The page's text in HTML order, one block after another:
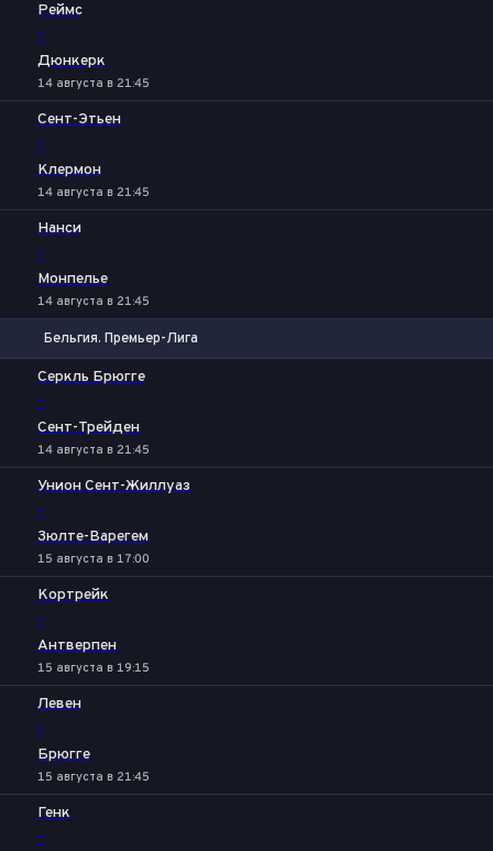
Реймс
-
Дюнкерк
14 августа в 21:45
Сент-Этьен
-
Клермон
14 августа в 21:45
Нанси
-
Монпелье
14 августа в 21:45
Бельгия. Премьер-Лига
Серкль Брюгге
-
Сент-Трейден
14 августа в 21:45
Унион Сент-Жиллуаз
-
Зюлте-Варегем
15 августа в 17:00
Кортрейк
-
Антверпен
15 августа в 19:15
Левен
-
Брюгге
15 августа в 21:45
Генк
-